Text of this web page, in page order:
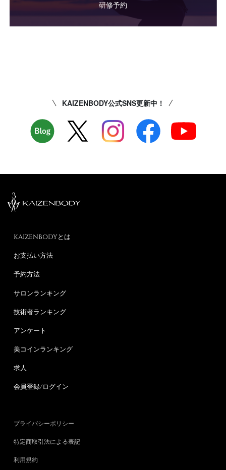
研修予約
KAIZENBODY公式SNS更新中！
KAIZENBODYとは
お支払い方法
予約方法
サロンランキング
技術者ランキング
アンケート
美コインランキング
求人
会員登録/ログイン
プライバシーポリシー
特定商取引法による表記
利用規約